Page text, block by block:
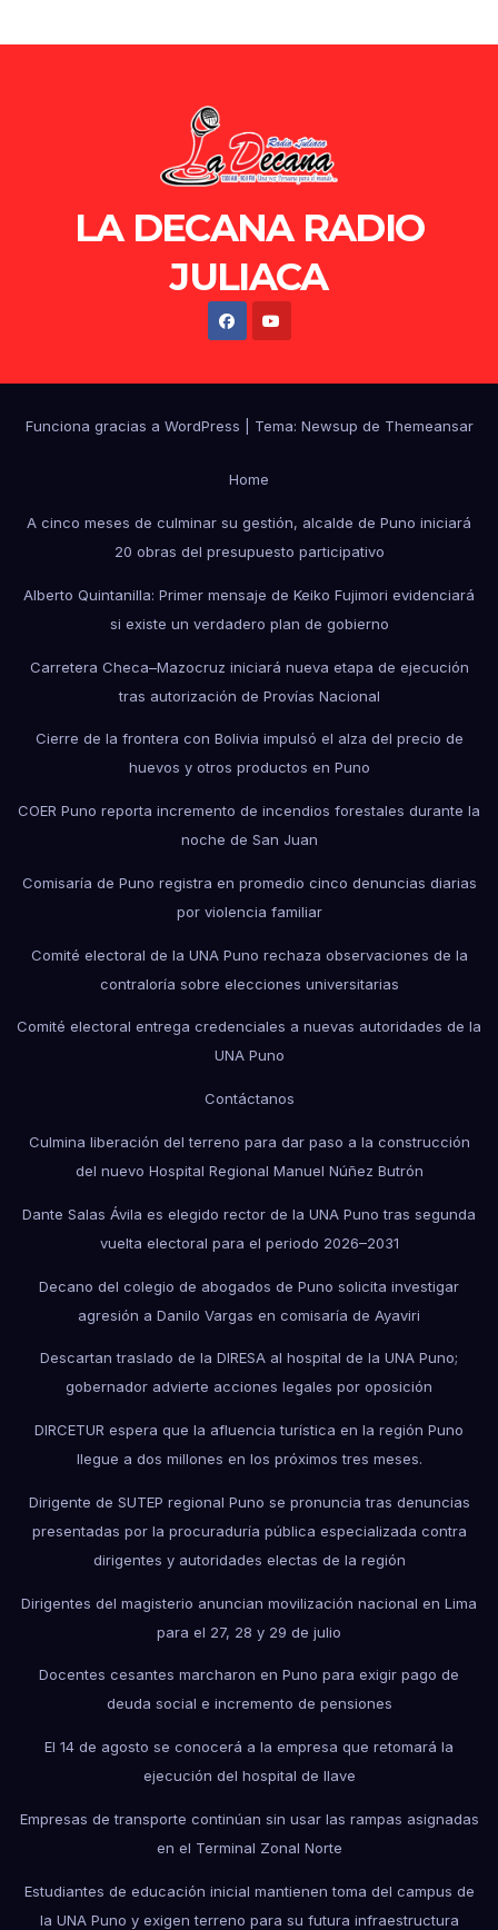
LA DECANA RADIO
JULIACA
Funciona gracias a WordPress Tema: Newsup de Themeansar
Home
A cinco meses de culminar su gestión, alcalde de Puno iniciará
20 obras del presupuesto participativo
Alberto Quintanilla: Primer mensaje de Keiko Fujimori evidenciará
si existe un verdadero plan de gobierno
Carretera Checa–Mazocruz iniciará nueva etapa de ejecución
tras autorización de Provías Nacional
Cierre de la frontera con Bolivia impulsó el alza del precio de
huevos y otros productos en Puno
COER Puno reporta incremento de incendios forestales durante la
noche de San Juan
Comisaría de Puno registra en promedio cinco denuncias diarias
por violencia familiar
Comité electoral de la UNA Puno rechaza observaciones de la
contraloría sobre elecciones universitarias
Comité electoral entrega credenciales a nuevas autoridades de la
UNA Puno
Contáctanos
Culmina liberación del terreno para dar paso a la construcción
del nuevo Hospital Regional Manuel Núñez Butrón
Dante Salas Ávila es elegido rector de la UNA Puno tras segunda
vuelta electoral para el periodo 2026–2031
Decano del colegio de abogados de Puno solicita investigar
agresión a Danilo Vargas en comisaría de Ayaviri
Descartan traslado de la DIRESA al hospital de la UNA Puno;
gobernador advierte acciones legales por oposición
DIRCETUR espera que la afluencia turística en la región Puno
llegue a dos millones en los próximos tres meses.
Dirigente de SUTEP regional Puno se pronuncia tras denuncias
presentadas por la procuraduría pública especializada contra
dirigentes y autoridades electas de la región
Dirigentes del magisterio anuncian movilización nacional en Lima
para el 27, 28 y 29 de julio
Docentes cesantes marcharon en Puno para exigir pago de
deuda social e incremento de pensiones
El 14 de agosto se conocerá a la empresa que retomará la
ejecución del hospital de Ilave
Empresas de transporte continúan sin usar las rampas asignadas
en el Terminal Zonal Norte
Estudiantes de educación inicial mantienen toma del campus de
la UNA Puno y exigen terreno para su futura infraestructura